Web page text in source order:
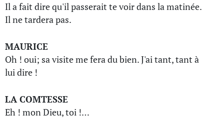
Il a fait dire qu'il passerait te voir dans la matinée.
Il ne tardera pas.
MAURICE
Oh ! oui; sa visite me fera du bien. J'ai tant, tant à
lui dire !
LA COMTESSE
Eh ! mon Dieu, toi !…